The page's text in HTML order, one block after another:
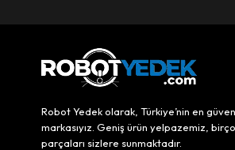
Robot Yedek olarak, Türkiye’nin en
markasıyız. Geniş ürün yelpazemiz,
parçaları sizlere sunmaktadır.